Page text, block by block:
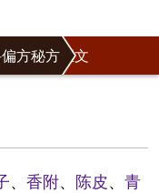
方秘方 正文
、 香附、 陈皮、 青